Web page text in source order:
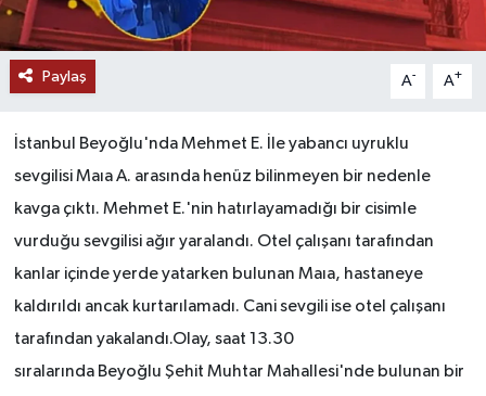
Paylaş A- A+
İstanbul Beyoğlu'nda Mehmet E. İle yabancı uyruklu
sevgilisi Maıa A. arasında henüz bilinmeyen bir nedenle
kavga çıktı. Mehmet E.'nin hatırlayamadığı bir cisimle
vurduğu sevgilisi ağır yaralandı. Otel çalışanı tarafından
kanlar içinde yerde yatarken bulunan Maıa, hastaneye
kaldırıldı ancak kurtarılamadı. Cani sevgili ise otel çalışanı
tarafından yakalandı.Olay, saat 13.30
sıralarında Beyoğlu Şehit Muhtar Mahallesi'nde bulunan bir